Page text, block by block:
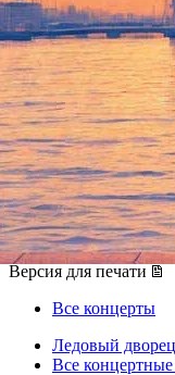
Дэвид
смешает
на сцене
09 сентября 2015,
Версия для печати
Все концерты
Ледовый дворец
Все